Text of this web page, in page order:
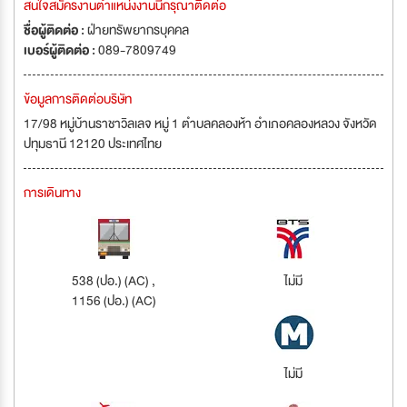
สนใจสมัครงานตำแหน่งงานนี้กรุณาติดต่อ
ชื่อผู้ติดต่อ :ฝ่ายทรัพยากรบุคคล
เบอร์ผู้ติดต่อ :089-7809749
ข้อมูลการติดต่อบริษัท
17/98 หมู่บ้านราชาวิลเลจ หมู่ 1 ตำบลคลองห้า อำเภอคลองหลวง จังหวัด
ปทุมธานี 12120 ประเทศไทย
การเดินทาง
538 (ปอ.) (AC) ,
1156 (ปอ.) (AC)
ไม่มี
ไม่มี